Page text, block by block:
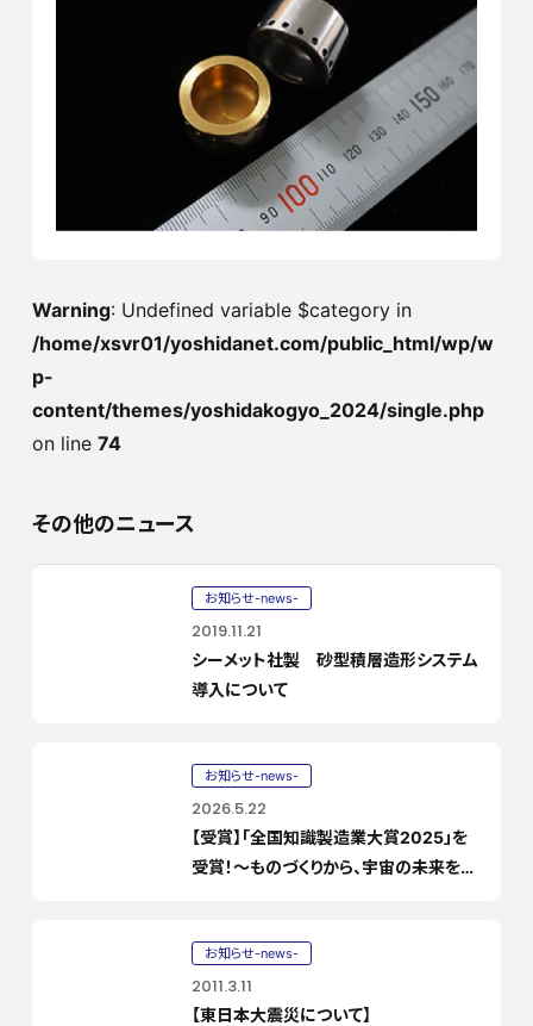
Warning: Undefined variable $category in
/home/xsvr01/yoshidanet.com/public_html/wp/w
p-
content/themes/yoshidakogyo_2024/single.php
on line 74
その他のニュース
お知らせ-news-
2019.11.21
シーメット社製 砂型積層造形システム
導入について
お知らせ-news-
2026.5.22
【受賞】「全国知識製造業大賞2025」を
受賞！〜ものづくりから、宇宙の未来を創
お知らせ-news-
2011.3.11
【東日本大震災について】